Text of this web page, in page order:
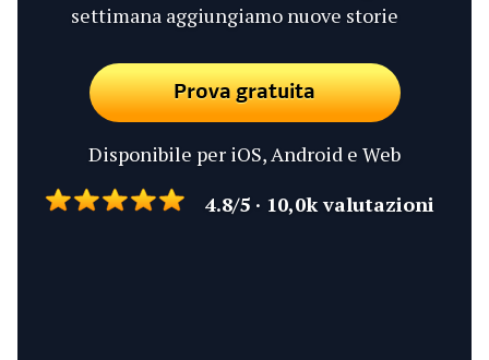
settimana aggiungiamo nuove storie
Prova gratuita
Disponibile per iOS, Android e Web
4.8/5 · 10,0k valutazioni